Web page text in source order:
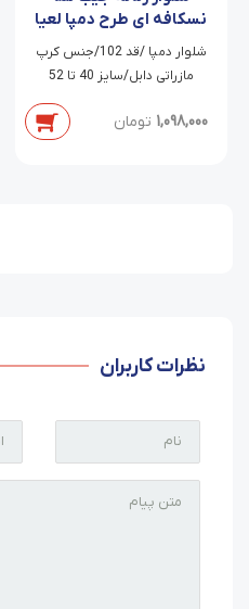
نسکافه ای طرح دمپا لعیا
شلوار دمپا /قد 102/جنس کرپ
مازراتی دابل/سایز 40 تا 52
1,098,000 تومان
نظرات کاربران